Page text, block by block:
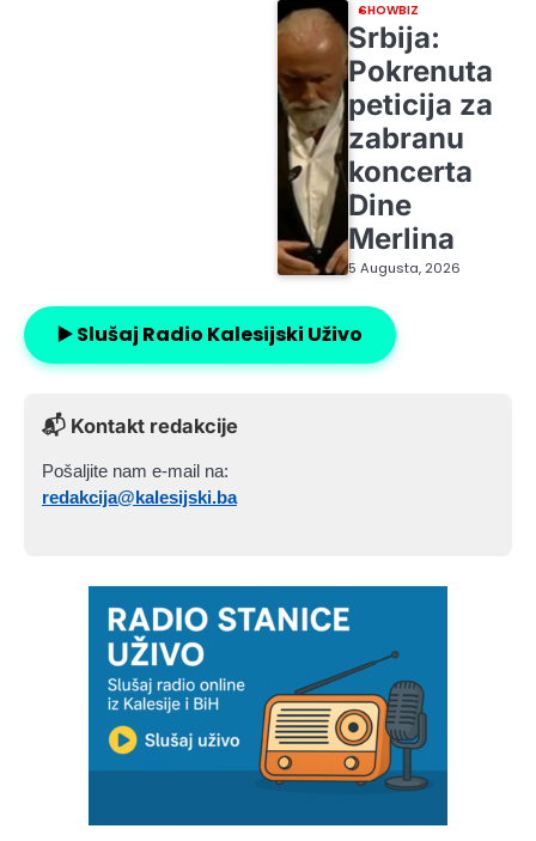
SHOWBIZ
Srbija:
Pokrenuta
peticija za
zabranu
koncerta
Dine
Merlina
5 Augusta, 2026
▶️ Slušaj Radio Kalesijski Uživo
📬 Kontakt redakcije
Pošaljite nam e-mail na:
redakcija@kalesijski.ba